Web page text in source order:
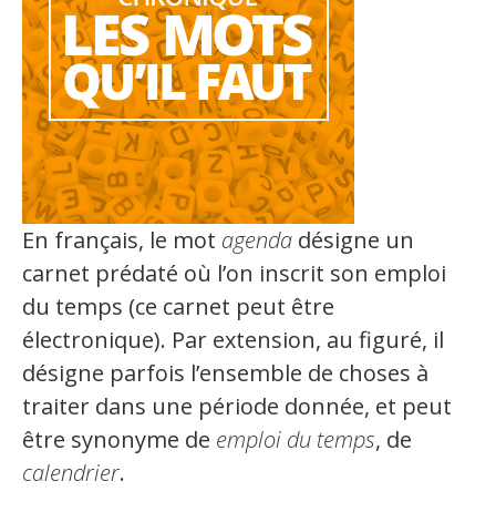
Organismes de la langue française
Organismes de la langue française
Publications
Francophonie internationale
Expressions et jeux de lettres
Vidéos
Revue de presse
Langue du travail
Francisation de l'Administration
Recueil de bonnes pratiques
En français, le mot agenda désigne un
carnet prédaté où l’on inscrit son emploi
du temps (ce carnet peut être
électronique). Par extension, au figuré, il
désigne parfois l’ensemble de choses à
traiter dans une période donnée, et peut
être synonyme de emploi du temps, de
calendrier.